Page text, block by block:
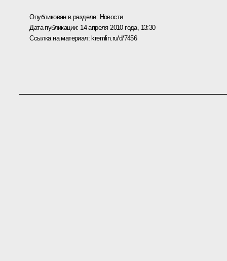
Опубликован в разделе: Новости
Дата публикации: 14 апреля 2010 года, 13:30
Ссылка на материал: kremlin.ru/d/7456